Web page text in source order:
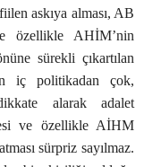
askıya alması, AB
özellikle AHİM’nin
sürekli çıkartılan
iç politikadan çok,
alarak adalet
ve özellikle AİHM
sürpriz sayılmaz.